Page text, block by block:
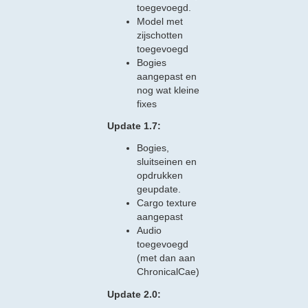
toegevoegd.
Model met
zijschotten
toegevoegd
Bogies
aangepast en
nog wat kleine
fixes
Update 1.7:
Bogies,
sluitseinen en
opdrukken
geupdate.
Cargo texture
aangepast
Audio
toegevoegd
(met dan aan
ChronicalCae)
Update 2.0: